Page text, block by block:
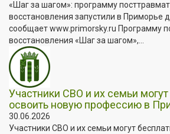
«Шаг за шагом»: программу
восстановления запустили в Приморье
сообщает www.primorsky.ru Программу
восстановления «Шаг за шагом»,...
Участники СВО и их семьи
освоить новую профессию в
30.06.2026
Участники СВО и их семьи могут